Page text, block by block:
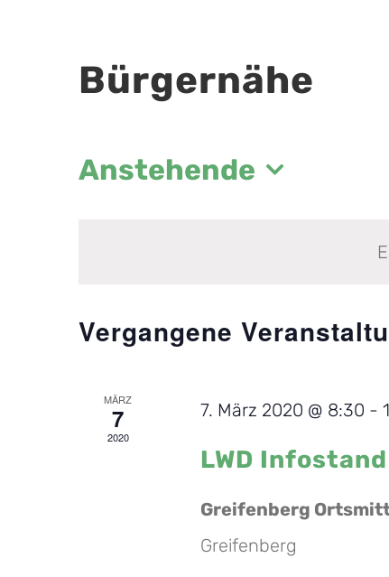
Bürgernähe
Anstehende
Vergangene
MÄRZ
7
2020
7. März 2020 @ 8:30 -
LWD Infostand
Greifenberg
Greifenberg